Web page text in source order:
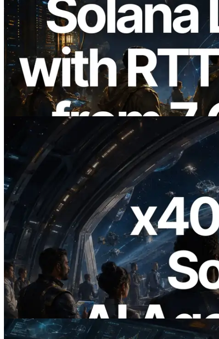
2026.08.05
ERPC amplía la Leader Slot API de
Solana con medición de ping desde 7
regiones globales — También se lanza la
Validators Information API
Leer este artículo
2026.07.04
ERPC lanza Solana RPC compatible con
x402 — La era en la que los agentes de IA
pagan bajo demanda por las API que
necesitan
Leer este artículo